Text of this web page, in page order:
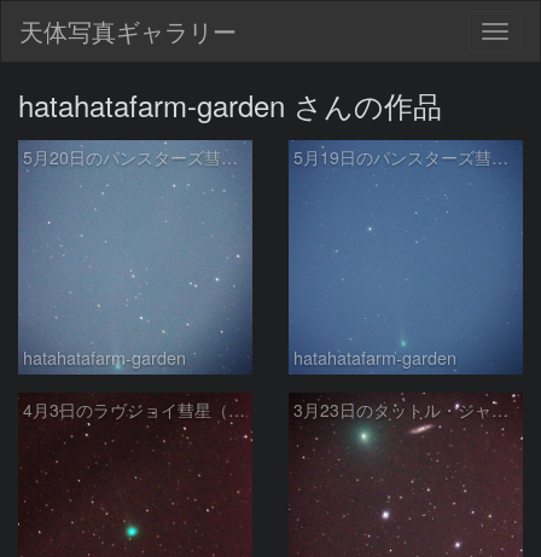
天体写真ギャラリー
hatahatafarm-garden さんの作品
5月20日のパンスターズ彗星（C/2015 ER61）
hatahatafarm-garden
5月19日のパンスターズ彗星（C/2015 ER61）
hatahatafarm-garden
4月3日のラヴジョイ彗星（C/2017 E4） 3月23日のタットル・ジャコビニ・クレサーク彗星（41P）